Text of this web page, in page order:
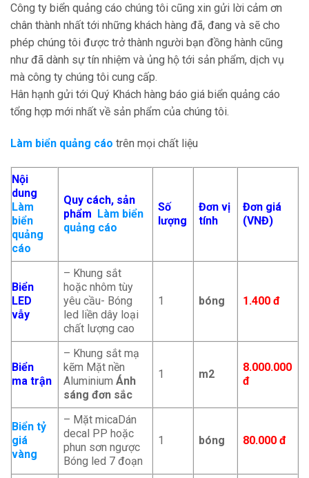
Công ty biển quảng cáo chúng tôi cũng xin gửi lời cảm ơn
chân thành nhất tới những khách hàng đã, đang và sẽ cho
phép chúng tôi được trở thành người bạn đồng hành cũng
như đã dành sự tín nhiệm và ủng hộ tới sản phẩm, dịch vụ
mà công ty chúng tôi cung cấp.
Hân hạnh gửi tới Quý Khách hàng báo giá biển quảng cáo
tổng hợp mới nhất về sản phẩm của chúng tôi.
Làm biển quảng cáo trên mọi chất liệu
Nội
dung
Làm
biển
quảng
cáo
Quy cách, sản
phẩm Làm biển
quảng cáo
Số
lượng
Đơn vị
tính
Đơn giá
(VNĐ)
Biển
LED
vẫy
– Khung sắt
hoặc nhôm tùy
yêu cầu- Bóng
led liền dây loại
chất lượng cao
1 bóng 1.400 đ
Biển
ma trận
– Khung sắt mạ
kẽm Mặt nền
AluminiumÁnh
sáng đơn sắc
1 m2
8.000.000
đ
Biển tỷ
giá
vàng
– Mặt micaDán
decal PP hoặc
phun sơn ngược
Bóng led 7 đoạn
1 bóng 80.000 đ